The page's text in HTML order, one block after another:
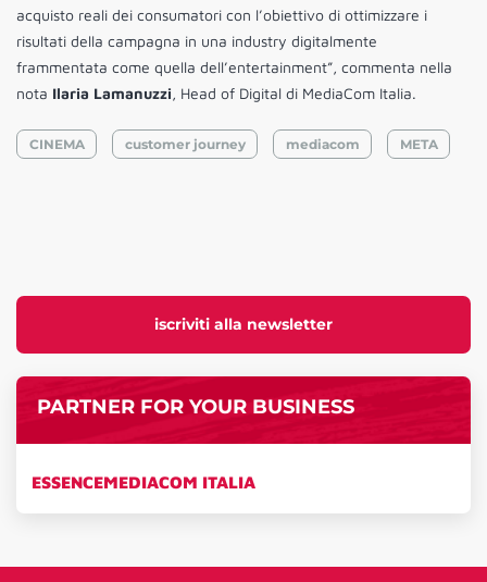
iscriviti alla newsletter
PARTNER FOR YOUR BUSINESS
ESSENCEMEDIACOM ITALIA
acquisto reali dei consumatori con l’obiettivo di ottimizzare i
risultati della campagna in una industry digitalmente
frammentata come quella dell’entertainment”, commenta nella
nota Ilaria Lamanuzzi, Head of Digital di MediaCom Italia.
CINEMA customer journey mediacom META